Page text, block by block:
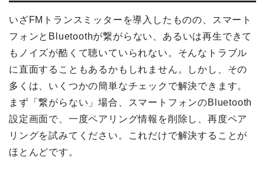
いざFMトランスミッターを導入したものの、スマート
フォンとBluetoothが繋がらない、あるいは再生できて
もノイズが酷くて聴いていられない。そんなトラブル
に直面することもあるかもしれません。しかし、その
多くは、いくつかの簡単なチェックで解決できます。
まず「繋がらない」場合、スマートフォンのBluetooth
設定画面で、一度ペアリング情報を削除し、再度ペア
リングを試みてください。これだけで解決することが
ほとんどです。